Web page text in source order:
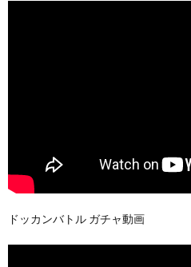
ドッカンバトル ガチャ動画